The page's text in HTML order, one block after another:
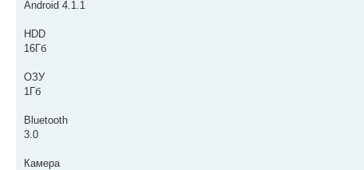
Android 4.1.1
HDD
16Гб
ОЗУ
1Гб
Bluetooth
3.0
Камера